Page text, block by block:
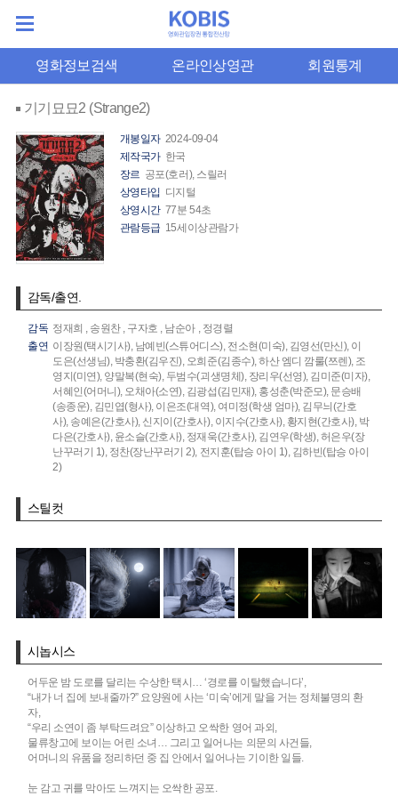
영화정보검색 온라인상영관 회원통계
기기묘묘2 (Strange2)
개봉일자 2024-09-04
제작국가 한국
장르 공포(호러), 스릴러
상영타입 디지털
상영시간 77분 54초
관람등급 15세이상관람가
감독/출연.
감독 정재희 , 송원찬, 구자호 , 남순아, 정경렬
출연 이장원(택시기사), 남예빈(스튜어디스), 전소현(미숙), 김영선(만신), 이
도은(선생님), 박충환(김우진), 오희준(김종수),하산 엠디 깜룰(쯔렌), 조
영지(미연), 양말복(현숙), 두범수(괴생명체), 장리우(선영), 김미준(미자),
서혜인(어머니), 오채아(소연), 김광섭(김민재), 홍성춘(박준모), 문승배
(송종운), 김민엽(형사), 이은조(대역), 여미정(학생 엄마), 김무늬(간호
사), 송예은(간호사), 신지이(간호사), 이지수(간호사), 황지현(간호사), 박
다은(간호사), 윤소슬(간호사), 정재욱(간호사), 김연우(학생),허은우(장
난꾸러기 1), 정찬(장난꾸러기 2), 전지훈(탑승 아이 1), 김하빈(탑승 아이
2)
스틸컷
시놉시스
어두운 밤 도로를 달리는 수상한 택시… ‘경로를 이탈했습니다’,
“내가 너 집에 보내줄까?” 요양원에 사는 ‘미숙’에게 말을 거는 정체불명의 환
자,
“우리 소연이 좀 부탁드려요” 이상하고 오싹한 영어 과외,
물류창고에 보이는 어린 소녀… 그리고 일어나는 의문의 사건들,
어머니의 유품을 정리하던 중 집 안에서 일어나는 기이한 일들.
눈 감고 귀를 막아도 느껴지는 오싹한 공포.